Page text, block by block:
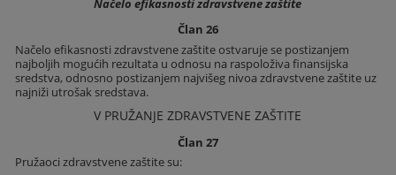
Načelo efikasnosti zdravstvene zaštite
Član 26
Načelo efikasnosti zdravstvene zaštite ostvaruje se postizanjem
najboljih mogućih rezultata u odnosu na raspoloživa finansijska
sredstva, odnosno postizanjem najvišeg nivoa zdravstvene zaštite uz
najniži utrošak sredstava.
V PRUŽANJE ZDRAVSTVENE ZAŠTITE
Član 27
Pružaoci zdravstvene zaštite su: